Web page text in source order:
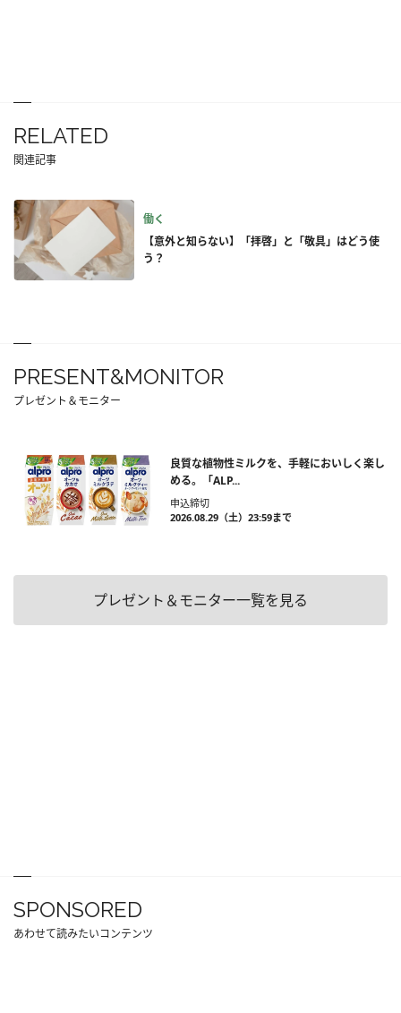
RELATED
関連記事
働く
【意外と知らない】「拝啓」と「敬具」はどう使
う？
PRESENT&MONITOR
プレゼント＆モニター
良質な植物性ミルクを、手軽においしく楽し
める。「ALP...
申込締切
2026.08.29（土）23:59まで
プレゼント＆モニター一覧を見る
SPONSORED
あわせて読みたいコンテンツ